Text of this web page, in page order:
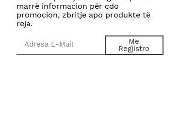
marrë informacion për cdo
promocion, zbritje apo produkte të
reja.
Me
Regjistro